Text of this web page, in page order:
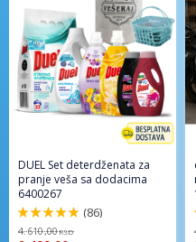
DUEL Set deterdženata za
pranje veša sa dodacima
6400267
98%
(86)
4.610,00RSD